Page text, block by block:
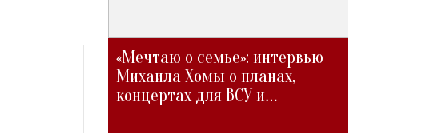
«Мечтаю о семье»: интервью
Михаила Хомы о планах,
концертах для ВСУ и